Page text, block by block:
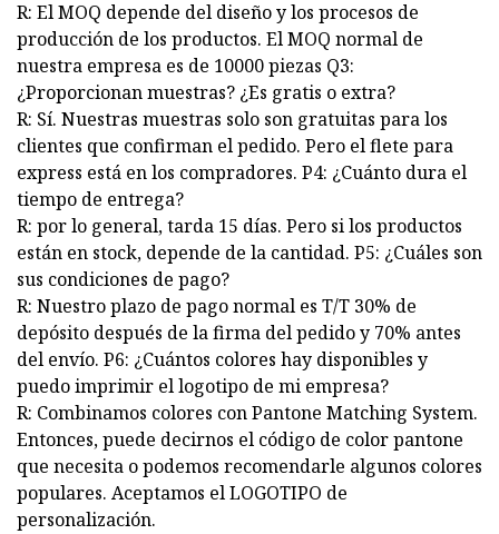
R: El MOQ depende del diseño y los procesos de
producción de los productos. El MOQ normal de
nuestra empresa es de 10000 piezas Q3:
¿Proporcionan muestras? ¿Es gratis o extra?
R: Sí. Nuestras muestras solo son gratuitas para los
clientes que confirman el pedido. Pero el flete para
express está en los compradores. P4: ¿Cuánto dura el
tiempo de entrega?
R: por lo general, tarda 15 días. Pero si los productos
están en stock, depende de la cantidad. P5: ¿Cuáles son
sus condiciones de pago?
R: Nuestro plazo de pago normal es T/T 30% de
depósito después de la firma del pedido y 70% antes
del envío. P6: ¿Cuántos colores hay disponibles y
puedo imprimir el logotipo de mi empresa?
R: Combinamos colores con Pantone Matching System.
Entonces, puede decirnos el código de color pantone
que necesita o podemos recomendarle algunos colores
populares. Aceptamos el LOGOTIPO de
personalización.